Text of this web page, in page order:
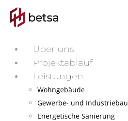
Über uns
Projektablauf
Leistungen
Wohngebäude
Gewerbe- und Industriebau
Energetische Sanierung